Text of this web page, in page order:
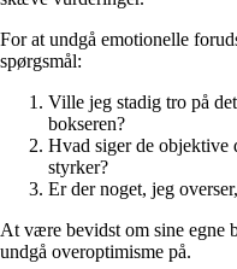
For at undgå emotionelle
spørgsmål:
Ville jeg stadig tro på
bokseren?
Hvad siger de objektive
styrker?
Er der noget, jeg
At være bevidst om sine egne
undgå overoptimisme på.